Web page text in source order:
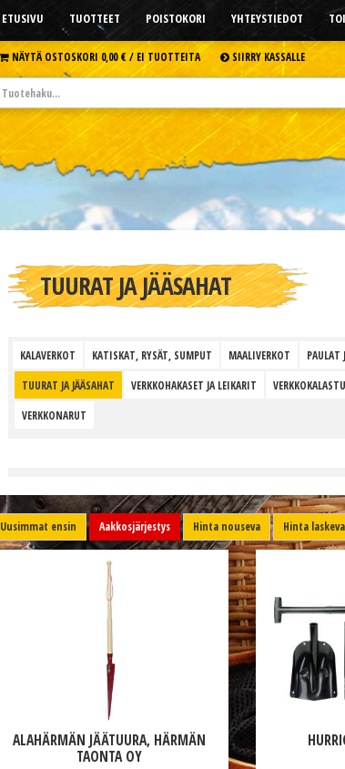
ETUSIVU TUOTTEET POISTOKORI YHTEYSTIEDOT
NÄYTÄ OSTOSKORI 0,00 € /EI TUOTTEITA SIIRRY KASSALLE
TUURAT JA JÄÄSAHAT
KALAVERKOT KATISKAT, RYSÄT, SUMPUT MAALIVERKOT PAULAT
TUURAT JA JÄÄSAHAT VERKKOHAKASET JA LEIKARIT
VERKKONARUT
Uusimmat ensin Aakkosjärjestys Hinta nouseva Hinta laskeva
ALAHÄRMÄN JÄÄTUURA, HÄRMÄN
TAONTA OY